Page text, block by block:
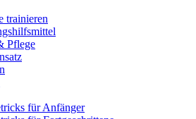
trainieren
Pflege
für Anfänger